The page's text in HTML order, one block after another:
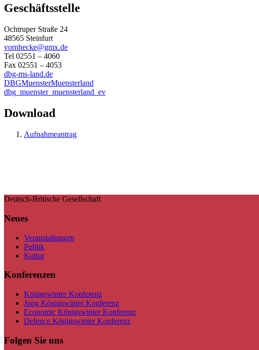
Geschäftsstelle
Ochtruper Straße 24
48565 Steinfurt
vornhecke@gmx.de
Tel 02551 – 4060
Fax 02551 – 4053
dbg-ms-land.de
DBGMuensterMuensterland
dbg_muenster_muensterland_ev
Download
Aufnahmeantrag
Deutsch-Britische Gesellschaft
Neues
Veranstaltungen
Politik
Kultur
Konferenzen
Königswinter Konferenz
Jung Königswinter Konferenz
Economic Königswinter Konferenz
Defence Königswinter Konferenz
Folgen Sie uns